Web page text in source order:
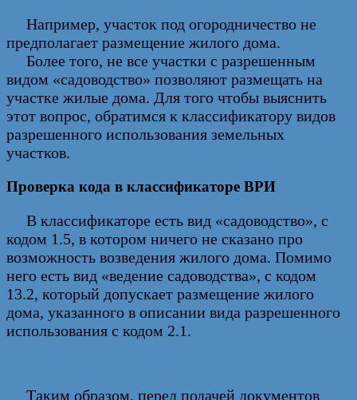
Например, участок под огородничество не
предполагает размещение жилого дома.
Более того, не все участки с разрешенным
видом «садоводство» позволяют размещать на
участке жилые дома. Для того чтобы выяснить
этот вопрос, обратимся к классификатору видов
разрешенного использования земельных
участков.
Проверка кода в классификаторе ВРИ
В классификаторе есть вид «садоводство», с
кодом 1.5, в котором ничего не сказано про
возможность возведения жилого дома. Помимо
него есть вид «ведение садоводства», с кодом
13.2, который допускает размещение жилого
дома, указанного в описании вида разрешенного
использования с кодом 2.1.
Таким образом, перед подачей документов